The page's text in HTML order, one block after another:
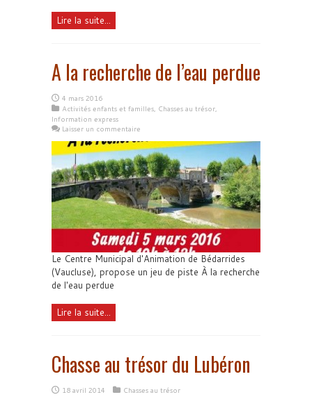
Lire la suite...
A la recherche de l’eau perdue
4 mars 2016
Activités enfants et familles Chasses au trésor
Information express
Laisser un commentaire
Le Centre Municipal d'Animation de Bédarrides
(Vaucluse), propose un jeu de piste À la recherche
de l'eau perdue
Lire la suite...
Chasse au trésor du Lubéron
18 avril 2014
Chasses au trésor